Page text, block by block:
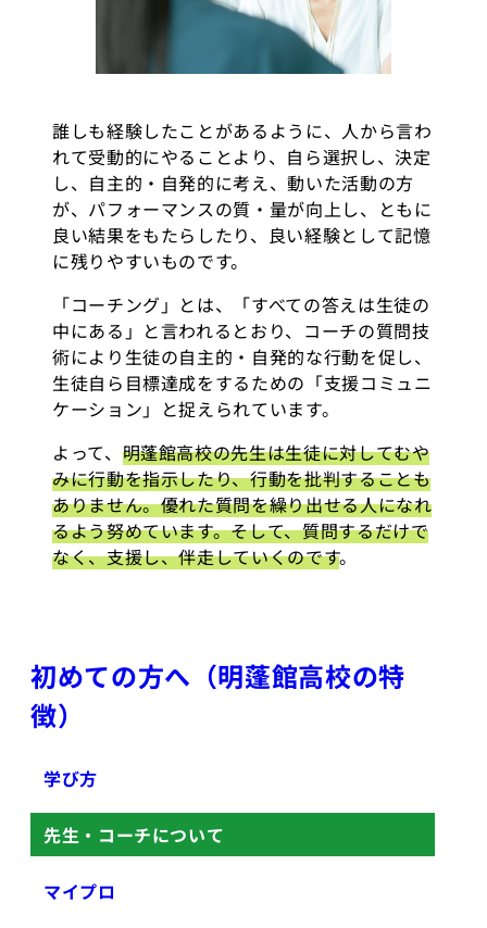
誰しも経験したことがあるように、人から言わ
れて受動的にやることより、自ら選択し、決定
し、自主的・自発的に考え、動いた活動の方
が、パフォーマンスの質・量が向上し、ともに
良い結果をもたらしたり、良い経験として記憶
に残りやすいものです。
「コーチング」とは、「すべての答えは生徒の
中にある」と言われるとおり、コーチの質問技
術により生徒の自主的・自発的な行動を促し、
生徒自ら目標達成をするための「支援コミュニ
ケーション」と捉えられています。
よって、 明蓬館高校の先生は生徒に対してむや
みに行動を指示したり、行動を批判することも
ありません。優れた質問を繰り出せる人になれ
るよう努めています。そして、質問するだけで
なく、支援し、伴走していくのです。
初めての方へ（明蓬館高校の特
徴）
学び方
先生・コーチについて
マイプロ